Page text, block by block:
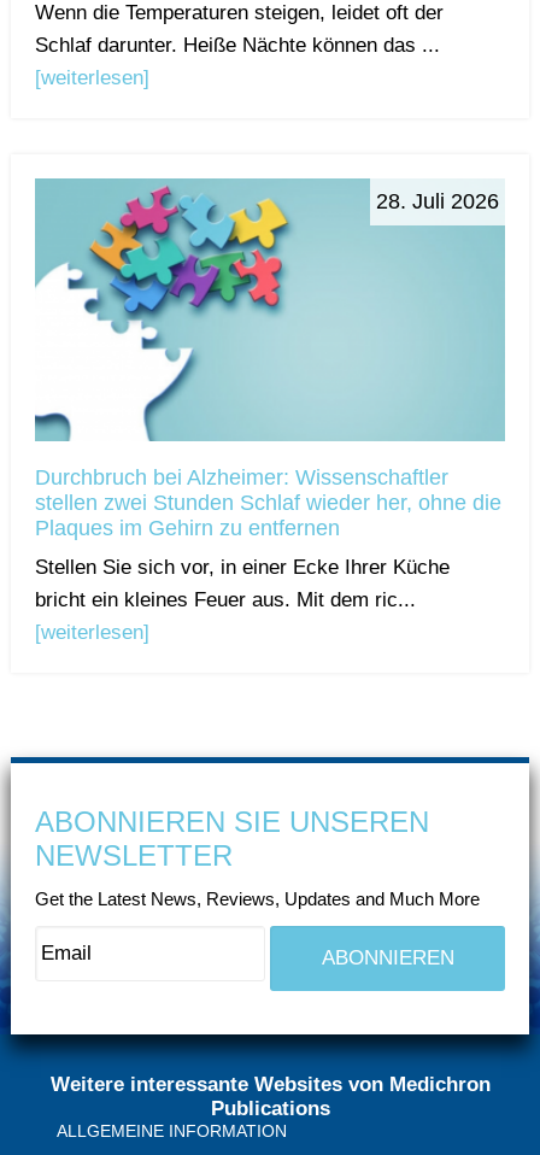
Wenn die Temperaturen steigen, leidet oft der
Schlaf darunter. Heiße Nächte können das ...
[weiterlesen]
28. Juli 2026
Durchbruch bei Alzheimer: Wissenschaftler
stellen zwei Stunden Schlaf wieder her, ohne die
Plaques im Gehirn zu entfernen
Stellen Sie sich vor, in einer Ecke Ihrer Küche
bricht ein kleines Feuer aus. Mit dem ric...
[weiterlesen]
ABONNIEREN SIE UNSEREN
NEWSLETTER
Get the Latest News, Reviews, Updates and Much More
Weitere interessante Websites von Medichron
Publications
ALLGEMEINE INFORMATION